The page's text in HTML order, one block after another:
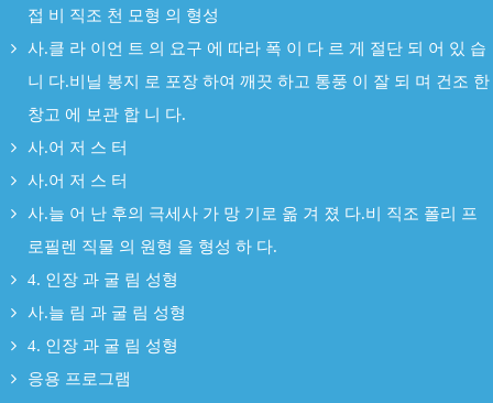
접 비 직조 천 모형 의 형성
사.클 라 이언 트 의 요구 에 따라 폭 이 다 르 게 절단 되 어 있 습
니 다.비닐 봉지 로 포장 하여 깨끗 하고 통풍 이 잘 되 며 건조 한
창고 에 보관 합 니 다.
사.어 저 스 터
사.어 저 스 터
사.늘 어 난 후의 극세사 가 망 기로 옮 겨 졌 다.비 직조 폴리 프
로필렌 직물 의 원형 을 형성 하 다.
4. 인장 과 굴 림 성형
사.늘 림 과 굴 림 성형
4. 인장 과 굴 림 성형
응용 프로그램